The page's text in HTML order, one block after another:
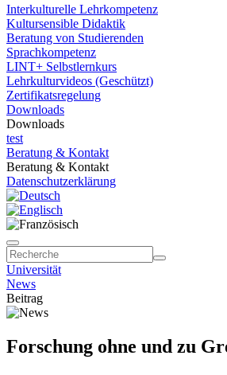
Interkulturelle Lehrkompetenz
Kultursensible Didaktik
Beratung von Studierenden
Sprachkompetenz
LINT+ Selbstlernkurs
Lehrkulturvideos (Geschützt)
Zertifikatsregelung
Downloads
Downloads
test
Beratung & Kontakt
Beratung & Kontakt
Datenschutzerklärung
Universität
News
Beitrag
Forschung ohne und zu